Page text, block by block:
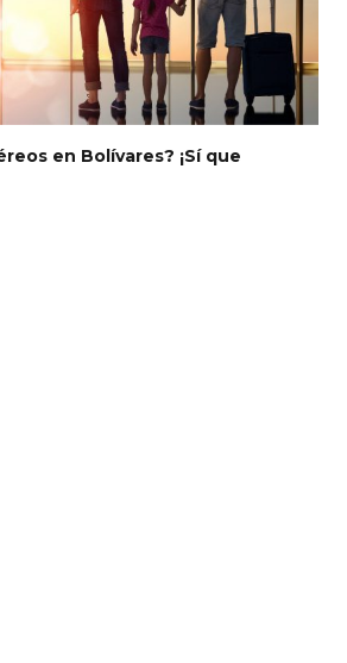
en Bolívares? ¡Sí que